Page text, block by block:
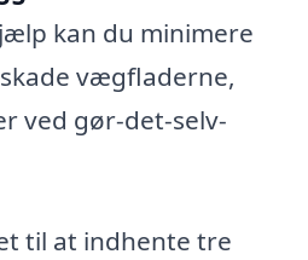
kan du minimere
vægfladerne,
ved gør-det-selv-
til at indhente tre